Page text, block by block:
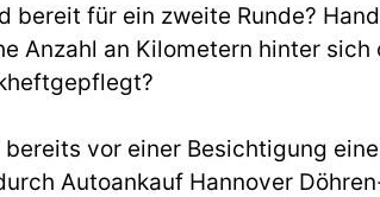
bereit für ein zweite Runde?
Anzahl an Kilometern hinter
vor einer Besichtigung
Autoankauf Hannover